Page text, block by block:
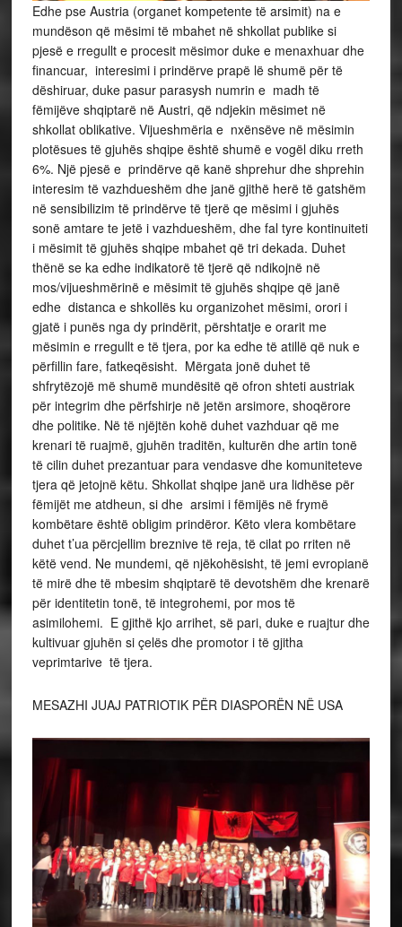
Edhe pse Austria (organet kompetente të arsimit) na e
mundëson që mësimi të mbahet në shkollat publike si
pjesë e rregullt e procesit mësimor duke e menaxhuar dhe
financuar, interesimi i prindërve prapë lë shumë për të
dëshiruar, duke pasur parasysh numrin e madh të
fëmijëve shqiptarë në Austri, që ndjekin mësimet në
shkollat oblikative. Vijueshmëria e nxënsëve në mësimin
plotësues të gjuhës shqipe është shumë e vogël diku rreth
6%. Një pjesë e prindërve që kanë shprehur dhe shprehin
interesim të vazhdueshëm dhe janë gjithë herë të gatshëm
në sensibilizim të prindërve të tjerë qe mësimi i gjuhës
sonë amtare te jetë i vazhdueshëm, dhe fal tyre kontinuiteti
i mësimit të gjuhës shqipe mbahet që tri dekada. Duhet
thënë se ka edhe indikatorë të tjerë që ndikojnë në
mos/vijueshmërinë e mësimit të gjuhës shqipe që janë
edhe distanca e shkollës ku organizohet mësimi, orori i
gjatë i punës nga dy prindërit, përshtatje e orarit me
mësimin e rregullt e të tjera, por ka edhe të atillë që nuk e
përfillin fare, fatkeqësisht. Mërgata jonë duhet të
shfrytëzojë më shumë mundësitë që ofron shteti austriak
për integrim dhe përfshirje në jetën arsimore, shoqërore
dhe politike. Në të njëjtën kohë duhet vazhduar që me
krenari të ruajmë, gjuhën traditën, kulturën dhe artin tonë
të cilin duhet prezantuar para vendasve dhe komuniteteve
tjera që jetojnë këtu. Shkollat shqipe janë ura lidhëse për
fëmijët me atdheun, si dhe arsimi i fëmijës në frymë
kombëtare është obligim prindëror. Këto vlera kombëtare
duhet t’ua përcjellim breznive të reja, të cilat po rriten në
këtë vend. Ne mundemi, që njëkohësisht, të jemi evropianë
të mirë dhe të mbesim shqiptarë të devotshëm dhe krenarë
për identitetin tonë, të integrohemi, por mos të
asimilohemi. E gjithë kjo arrihet, së pari, duke e ruajtur dhe
kultivuar gjuhën si çelës dhe promotor i të gjitha
veprimtarive të tjera.
MESAZHI JUAJ PATRIOTIK PËR DIASPORËN NË USA